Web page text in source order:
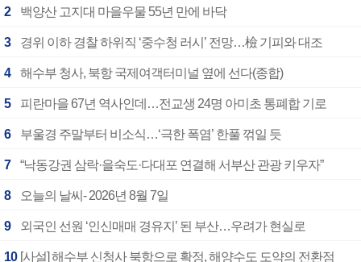
2 백양산 고지대 마을우물 55년 만에 바닥
3 경위 이하 경찰 하위직 ‘중수청 러시’ 전망…檢 기피와 대조
4 해수부 청사, 북항 국제여객터미널 옆에 선다(종합)
5 피란마을 67년 역사인데…전교생 24명 아미초 통폐합 기로
6 부울경 주말부터 비소식…‘극한 폭염’ 한풀 꺾일 듯
7 “낙동강권 삼락·을숙도·다대포 연결해 서부산 관광 키우자”
8 오늘의 날씨- 2026년 8월 7일
9 외국인 선원 ‘인신매매 경유지’ 된 부산…우려가 현실로
10 [사설] 해수부 신청사 북항으로 확정, 해양수도 도약의 전환점